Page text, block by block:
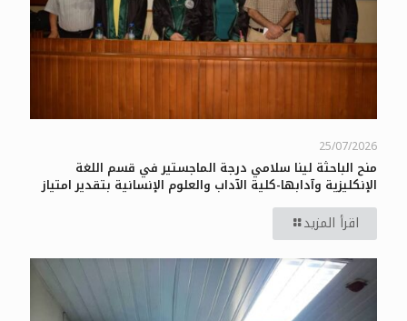
25/07/2026
منح الباحثة لينا سلامي درجة الماجستير في قسم اللغة
الإنكليزية وآدابها-كلية الآداب والعلوم الإنسانية بتقدير امتياز
اقرأ المزيد